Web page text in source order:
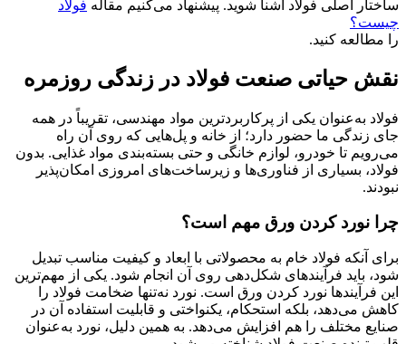
ساختار اصلی فولاد آشنا شوید. پیشنهاد می‌کنیم مقاله فولاد
چیست؟
را مطالعه کنید.
نقش حیاتی صنعت فولاد در زندگی روزمره
فولاد به‌عنوان یکی از پرکاربردترین مواد مهندسی، تقریباً در همه
جای زندگی ما حضور دارد؛ از خانه و پل‌هایی که روی آن راه
می‌رویم تا خودرو، لوازم خانگی و حتی بسته‌بندی مواد غذایی. بدون
فولاد، بسیاری از فناوری‌ها و زیرساخت‌های امروزی امکان‌پذیر
نبودند.
چرا نورد کردن ورق مهم است؟
برای آنکه فولاد خام به محصولاتی با ابعاد و کیفیت مناسب تبدیل
شود، باید فرآیندهای شکل‌دهی روی آن انجام شود. یکی از مهم‌ترین
این فرآیندها نورد کردن ورق است. نورد نه‌تنها ضخامت فولاد را
کاهش می‌دهد، بلکه استحکام، یکنواختی و قابلیت استفاده آن در
صنایع مختلف را هم افزایش می‌دهد. به همین دلیل، نورد به‌عنوان